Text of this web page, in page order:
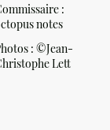
:
notes
: ©Jean-
Lett